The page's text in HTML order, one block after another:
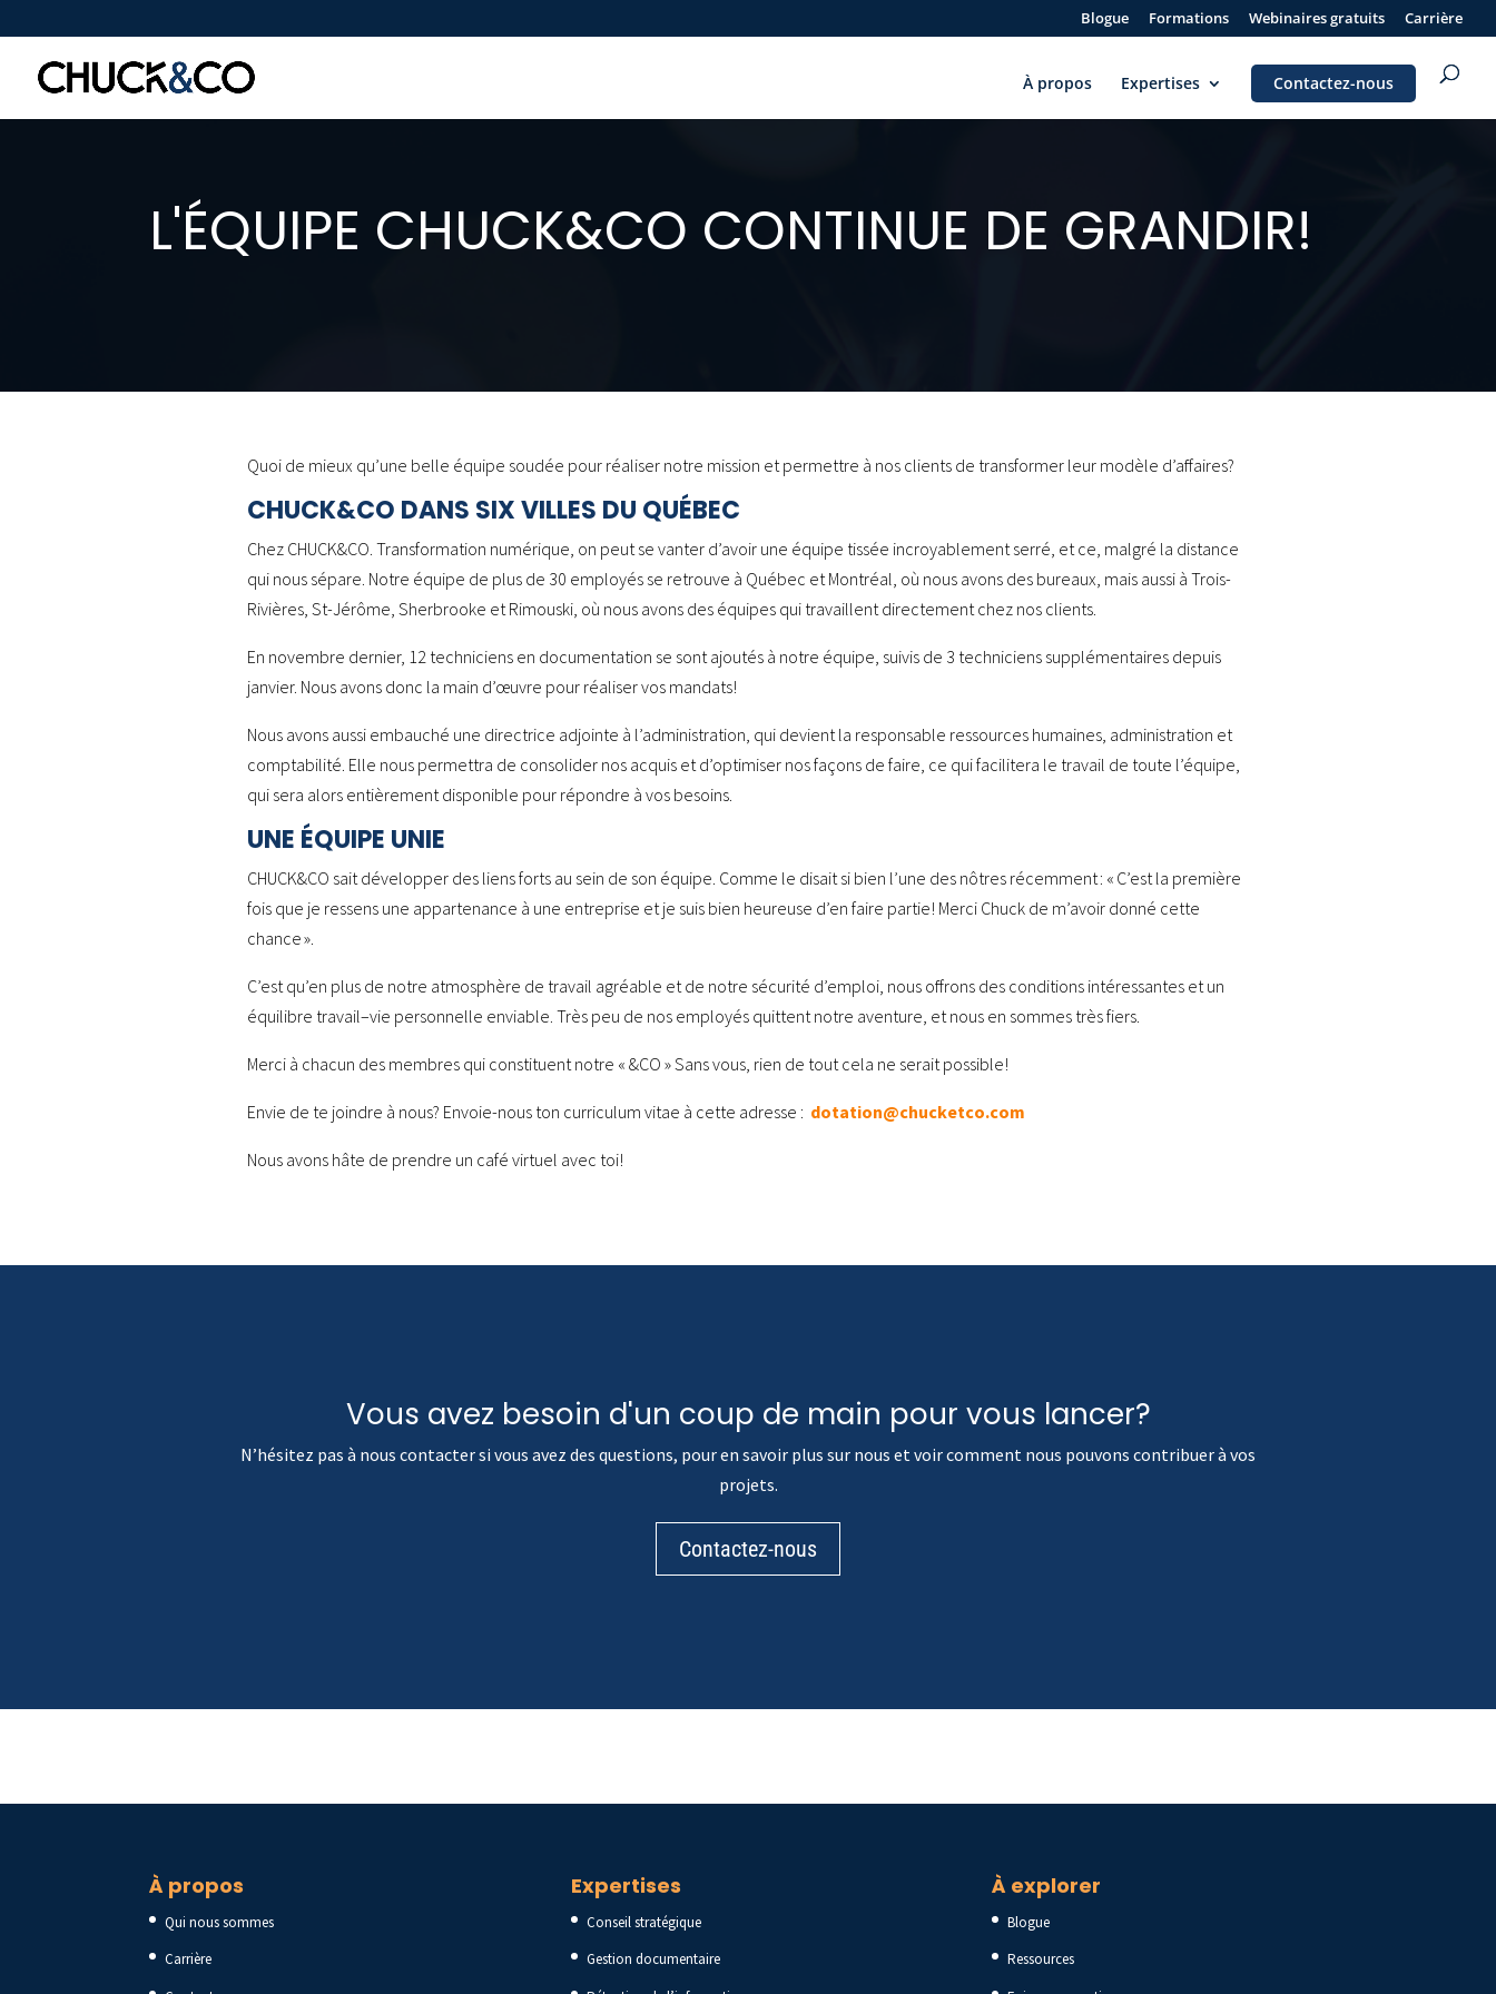
Blogue Formations Webinaires gratuits Carrière
À propos Expertises Contactez-nous
L'ÉQUIPE CHUCK&CO CONTINUE DE GRANDIR!
Quoi de mieux qu’une belle équipe soudée pour réaliser notre mission et permettre à nos clients de transformer leur modèle d’affaires?
CHUCK&CO DANS SIX VILLES DU QUÉBEC
Chez CHUCK&CO. Transformation numérique, on peut se vanter d’avoir une équipe tissée incroyablement serré, et ce, malgré la distance
qui nous sépare. Notre équipe de plus de 30 employés se retrouve à Québec et Montréal, où nous avons des bureaux, mais aussi à Trois-
Rivières, St-Jérôme, Sherbrooke et Rimouski, où nous avons des équipes qui travaillent directement chez nos clients.
En novembre dernier, 12 techniciens en documentation se sont ajoutés à notre équipe, suivis de 3 techniciens supplémentaires depuis
janvier. Nous avons donc la main d’œuvre pour réaliser vos mandats!
Nous avons aussi embauché une directrice adjointe à l’administration, qui devient la responsable ressources humaines, administration et
comptabilité. Elle nous permettra de consolider nos acquis et d’optimiser nos façons de faire, ce qui facilitera le travail de toute l’équipe,
qui sera alors entièrement disponible pour répondre à vos besoins.
UNE ÉQUIPE UNIE
CHUCK&CO sait développer des liens forts au sein de son équipe. Comme le disait si bien l’une des nôtres récemment : « C’est la première
fois que je ressens une appartenance à une entreprise et je suis bien heureuse d’en faire partie! Merci Chuck de m’avoir donné cette
chance ».
C’est qu’en plus de notre atmosphère de travail agréable et de notre sécurité d’emploi, nous offrons des conditions intéressantes et un
équilibre travail–vie personnelle enviable. Très peu de nos employés quittent notre aventure, et nous en sommes très fiers.
Merci à chacun des membres qui constituent notre « &CO » Sans vous, rien de tout cela ne serait possible!
Envie de te joindre à nous? Envoie-nous ton curriculum vitae à cette adresse : dotation@chucketco.com
Nous avons hâte de prendre un café virtuel avec toi!
Vous avez besoin d'un coup de main pour vous lancer?
N’hésitez pas à nous contacter si vous avez des questions, pour en savoir plus sur nous et voir comment nous pouvons contribuer à vos
projets.
Contactez-nous
À propos
Qui nous sommes
Carrière
Expertises
Conseil stratégique
Gestion documentaire
À explorer
Blogue
Ressources